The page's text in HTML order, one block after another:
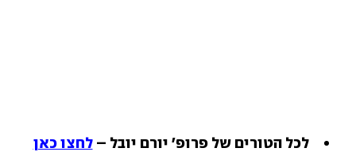
לכל הטורים של פרופ' יורם יובל –לחצו כאן